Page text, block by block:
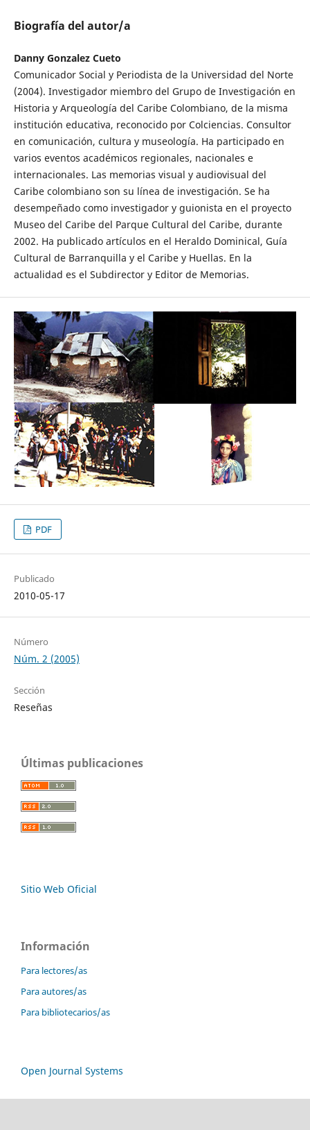
Biografía del autor/a
Danny Gonzalez Cueto
Comunicador Social y Periodista de la Universidad del Norte
(2004). Investigador miembro del Grupo de Investigación en
Historia y Arqueología del Caribe Colombiano, de la misma
institución educativa, reconocido por Colciencias. Consultor
en comunicación, cultura y museología. Ha participado en
varios eventos académicos regionales, nacionales e
internacionales. Las memorias visual y audiovisual del
Caribe colombiano son su línea de investigación. Se ha
desempeñado como investigador y guionista en el proyecto
Museo del Caribe del Parque Cultural del Caribe, durante
2002. Ha publicado artículos en el Heraldo Dominical, Guía
Cultural de Barranquilla y el Caribe y Huellas. En la
actualidad es el Subdirector y Editor de Memorias.
PDF
Publicado
2010-05-17
Número
Núm. 2 (2005)
Sección
Reseñas
Últimas publicaciones
Sitio Web Oficial
Información
Para lectores/as
Para autores/as
Para bibliotecarios/as
Open Journal Systems